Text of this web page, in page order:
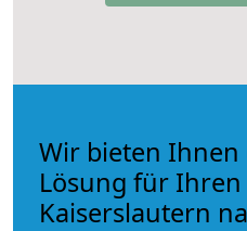
Wir bieten Ihnen
Lösung für
Kaiserslautern